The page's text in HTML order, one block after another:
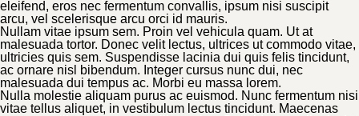
eleifend, eros nec fermentum convallis, ipsum nisi suscipit
arcu, vel scelerisque arcu orci id mauris.
Nullam vitae ipsum sem. Proin vel vehicula quam. Ut at
malesuada tortor. Donec velit lectus, ultrices ut commodo vitae,
ultricies quis sem. Suspendisse lacinia dui quis felis tincidunt,
ac ornare nisl bibendum. Integer cursus nunc dui, nec
malesuada dui tempus ac. Morbi eu massa lorem.
Nulla molestie aliquam purus ac euismod. Nunc fermentum nisi
vitae tellus aliquet, in vestibulum lectus tincidunt. Maecenas